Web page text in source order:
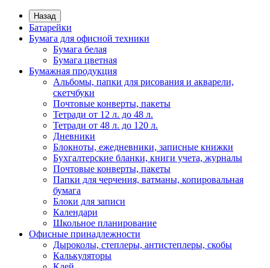
Назад
Батарейки
Бумага для офисной техники
Бумага белая
Бумага цветная
Бумажная продукция
Альбомы, папки для рисования и акварели,
скетчбуки
Почтовые конверты, пакеты
Тетради от 12 л. до 48 л.
Тетради от 48 л. до 120 л.
Дневники
Блокноты, ежедневники, записные книжки
Бухгалтерские бланки, книги учета, журналы
Почтовые конверты, пакеты
Папки для черчения, ватманы, копировальная
бумага
Блоки для записи
Календари
Школьное планирование
Офисные принадлежности
Дыроколы, степлеры, антистеплеры, скобы
Калькуляторы